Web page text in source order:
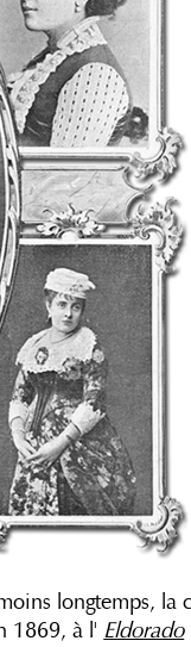
longtemps, la
1869, à l' Eldorado